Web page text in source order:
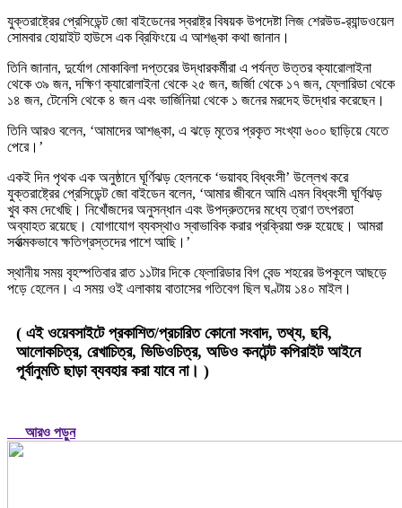
যুক্তরাষ্ট্রের প্রেসিডেন্ট জো বাইডেনের স্বরাষ্ট্র বিষয়ক উপদেষ্টা লিজ শেরউড-র‌্যান্ডওয়েল
সোমবার হোয়াইট হাউসে এক ব্রিফিংয়ে এ আশঙ্কা কথা জানান।
তিনি জানান, দুর্যোগ মোকাবিলা দপ্তরের উদ্ধারকর্মীরা এ পর্যন্ত উত্তর ক্যারোলাইনা
থেকে ৩৯ জন, দক্ষিণ ক্যারোলাইনা থেকে ২৫ জন, জর্জিা থেকে ১৭ জন, ফ্লোরিডা থেকে
১৪ জন, টেনেসি থেকে ৪ জন এবং ভার্জিনিয়া থেকে ১ জনের মরদেহ উদ্ধোর করেছেন।
তিনি আরও বলেন, ‘আমাদের আশঙ্কা, এ ঝড়ে মৃতের প্রকৃত সংখ্যা ৬০০ ছাড়িয়ে যেতে
পেরে।’
একই দিন পৃথক এক অনুষ্ঠানে ঘূর্ণিঝড় হেলনকে ‘ভয়াবহ বিধ্বংসী’ উল্লেখ করে
যুক্তরাষ্ট্রের প্রেসিডেন্ট জো বাইডেন বলেন, ‘আমার জীবনে আমি এমন বিধ্বংসী ঘূর্ণিঝড়
খুব কম দেখেছি। নিখোঁজদের অনুসন্ধান এবং উপদ্রুতদের মধ্যে ত্রাণ তৎপরতা
অব্যাহত রয়েছে। যোগাযোগ ব্যবস্থাও স্বাভাবিক করার প্রক্রিয়া শুরু হয়েছে। আমরা
সর্বাত্মকভাবে ক্ষতিগ্রস্তদের পাশে আছি।’
স্থানীয় সময় বৃহস্পতিবার রাত ১১টার দিকে ফ্লোরিডার বিগ বেন্ড শহরের উপকূলে আছড়ে
পড়ে হেলেন। এ সময় ওই এলাকায় বাতাসের গতিবেগ ছিল ঘণ্টায় ১৪০ মাইল।
( এই ওয়েবসাইটে প্রকাশিত/প্রচারিত কোনো সংবাদ, তথ্য, ছবি,
আলোকচিত্র, রেখাচিত্র, ভিডিওচিত্র, অডিও কনটেন্ট কপিরাইট আইনে
পূর্বানুমতি ছাড়া ব্যবহার করা যাবে না। )
আরও পড়ুন